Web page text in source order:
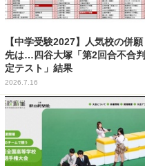
【中学受験2027】人気校の併願
先は…四谷大塚「第2回合不合判
定テスト」結果
2026.7.16